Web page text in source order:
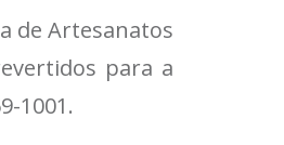
de Artesanatos
para a
1001.